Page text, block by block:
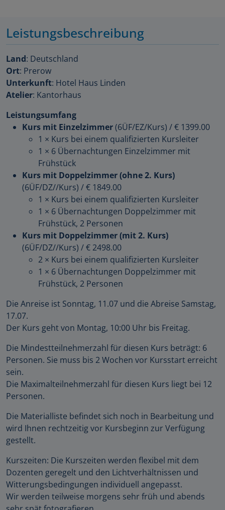
Leistungsbeschreibung
Land: Deutschland
Ort: Prerow
Unterkunft: Hotel Haus Linden
Atelier: Kantorhaus
Leistungsumfang
Kurs mit Einzelzimmer(6ÜF/EZ/Kurs) /€ 1399.00
1 × Kurs bei einem qualifizierten Kursleiter
1 × 6 Übernachtungen Einzelzimmer mit
Frühstück
Kurs mit Doppelzimmer (ohne 2. Kurs)
(6ÜF/DZ//Kurs) /€ 1849.00
1 × Kurs bei einem qualifizierten Kursleiter
1 × 6 Übernachtungen Doppelzimmer mit
Frühstück, 2 Personen
Kurs mit Doppelzimmer (mit 2. Kurs)
(6ÜF/DZ//Kurs) /€ 2498.00
2 × Kurs bei einem qualifizierten Kursleiter
1 × 6 Übernachtungen Doppelzimmer mit
Frühstück, 2 Personen
Die Anreise ist Sonntag, 11.07 und die Abreise Samstag,
17.07.
Der Kurs geht von Montag, 10:00 Uhr bis Freitag.
Die Mindestteilnehmerzahl für diesen Kurs beträgt: 6
Personen. Sie muss bis 2 Wochen vor Kursstart erreicht
sein.
Die Maximalteilnehmerzahl für diesen Kurs liegt bei 12
Personen.
Die Materialliste befindet sich noch in Bearbeitung und
wird Ihnen rechtzeitig vor Kursbeginn zur Verfügung
gestellt.
Kurszeiten: Die Kurszeiten werden flexibel mit dem
Dozenten geregelt und den Lichtverhältnissen und
Witterungsbedingungen individuell angepasst.
Wir werden teilweise morgens sehr früh und abends